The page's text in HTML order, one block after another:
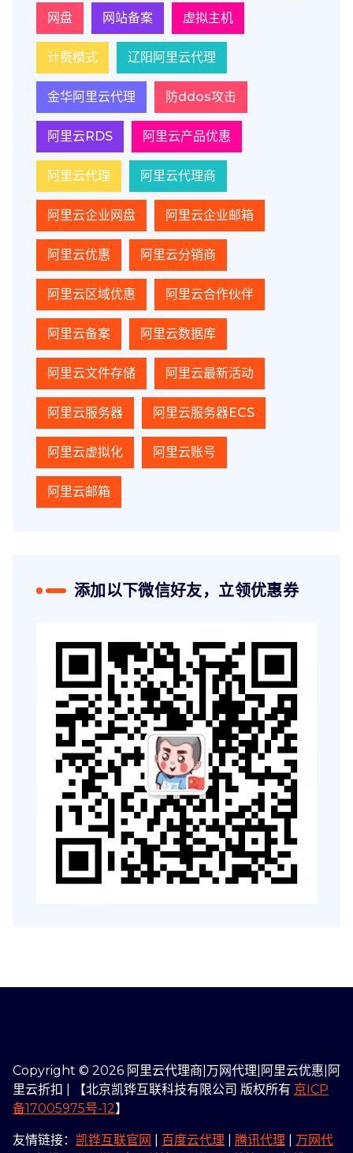
网盘 网站备案 虚拟主机
计费模式 辽阳阿里云代理
金华阿里云代理 防ddos攻击
阿里云RDS 阿里云产品优惠
阿里云代理 阿里云代理商
阿里云企业网盘 阿里云企业邮箱
阿里云优惠 阿里云分销商
阿里云区域优惠 阿里云合作伙伴
阿里云备案 阿里云数据库
阿里云文件存储 阿里云最新活动
阿里云服务器 阿里云服务器ECS
阿里云虚拟化 阿里云账号
阿里云邮箱
添加以下微信好友，立领优惠券
Copyright © 2026 阿里云代理商|万网代理|阿里云优惠|阿
里云折扣 | 【北京凯铧互联科技有限公司 版权所有 京ICP
备17005975号-12】
友情链接： 凯铧互联官网 百度云代理 腾讯代理
万网代